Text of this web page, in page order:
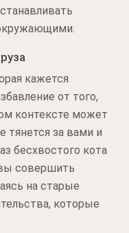
кажется
от того,
контексте может
тянется за вами и
бесхвостого кота
совершить
на старые
которые